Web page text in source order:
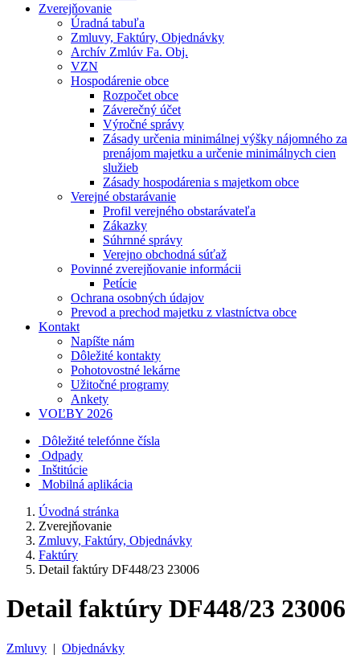
Zverejňovanie
Úradná tabuľa
Zmluvy, Faktúry, Objednávky
Archív Zmlúv Fa. Obj.
VZN
Hospodárenie obce
Rozpočet obce
Záverečný účet
Výročné správy
Zásady určenia minimálnej výšky nájomného za
prenájom majetku a určenie minimálnych cien
služieb
Zásady hospodárenia s majetkom obce
Verejné obstarávanie
Profil verejného obstarávateľa
Zákazky
Súhrnné správy
Verejno obchodná súťaž
Povinné zverejňovanie informácii
Petície
Ochrana osobných údajov
Prevod a prechod majetku z vlastníctva obce
Kontakt
Napíšte nám
Dôležité kontakty
Pohotovostné lekárne
Užitočné programy
Ankety
VOĽBY 2026
Dôležité telefónne čísla
Odpady
Inštitúcie
Mobilná aplikácia
Úvodná stránka
Zverejňovanie
Zmluvy, Faktúry, Objednávky
Faktúry
Detail faktúry DF448/23 23006
Detail faktúry DF448/23 23006
Zmluvy | Objednávky